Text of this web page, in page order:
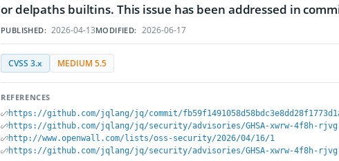
or delpaths builtins. This issue has been addressed in
PUBLISHED: 2026-04-13MODIFIED: 2026-06-17
CVSS 3.x MEDIUM 5.5
REFERENCES
https://github.com/jqlang/jq/commit/
https://github.com/jqlang/jq/security/advisories/GHSA-xwrw-4f8h-rjvg
http://www.openwall.com/lists/oss-security/2026/04/16/1
https://github.com/jqlang/jq/security/advisories/GHSA-xwrw-4f8h-rjvg